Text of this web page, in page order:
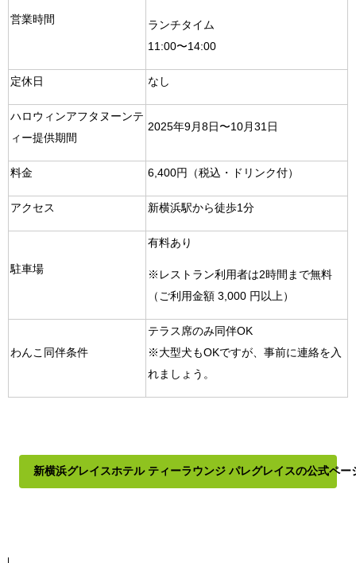
営業時間
ランチタイム
11:00〜14:00
定休日 なし
ハロウィンアフタヌーンテ
ィー提供期間
2025年9月8日〜10月31日
料金 6,400円（税込・ドリンク付）
アクセス 新横浜駅から徒歩1分
駐車場
有料あり
※レストラン利用者は2時間まで無料
（ご利用金額 3,000 円以上）
わんこ同伴条件
テラス席のみ同伴OK
※大型犬もOKですが、事前に連絡を入
れましょう。
新横浜グレイスホテル ティーラウンジ パレグレイスの公式ペー